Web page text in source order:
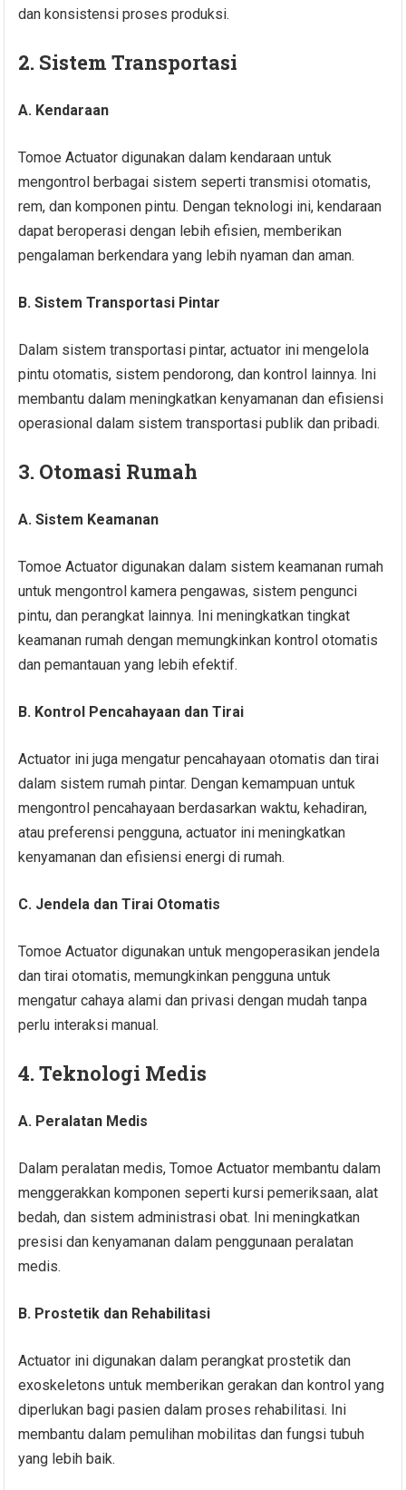
dan konsistensi proses produksi.
2. Sistem Transportasi
A. Kendaraan
Tomoe Actuator digunakan dalam kendaraan untuk
mengontrol berbagai sistem seperti transmisi otomatis,
rem, dan komponen pintu. Dengan teknologi ini, kendaraan
dapat beroperasi dengan lebih efisien, memberikan
pengalaman berkendara yang lebih nyaman dan aman.
B. Sistem Transportasi Pintar
Dalam sistem transportasi pintar, actuator ini mengelola
pintu otomatis, sistem pendorong, dan kontrol lainnya. Ini
membantu dalam meningkatkan kenyamanan dan efisiensi
operasional dalam sistem transportasi publik dan pribadi.
3. Otomasi Rumah
A. Sistem Keamanan
Tomoe Actuator digunakan dalam sistem keamanan rumah
untuk mengontrol kamera pengawas, sistem pengunci
pintu, dan perangkat lainnya. Ini meningkatkan tingkat
keamanan rumah dengan memungkinkan kontrol otomatis
dan pemantauan yang lebih efektif.
B. Kontrol Pencahayaan dan Tirai
Actuator ini juga mengatur pencahayaan otomatis dan tirai
dalam sistem rumah pintar. Dengan kemampuan untuk
mengontrol pencahayaan berdasarkan waktu, kehadiran,
atau preferensi pengguna, actuator ini meningkatkan
kenyamanan dan efisiensi energi di rumah.
C. Jendela dan Tirai Otomatis
Tomoe Actuator digunakan untuk mengoperasikan jendela
dan tirai otomatis, memungkinkan pengguna untuk
mengatur cahaya alami dan privasi dengan mudah tanpa
perlu interaksi manual.
4. Teknologi Medis
A. Peralatan Medis
Dalam peralatan medis, Tomoe Actuator membantu dalam
menggerakkan komponen seperti kursi pemeriksaan, alat
bedah, dan sistem administrasi obat. Ini meningkatkan
presisi dan kenyamanan dalam penggunaan peralatan
medis.
B. Prostetik dan Rehabilitasi
Actuator ini digunakan dalam perangkat prostetik dan
exoskeletons untuk memberikan gerakan dan kontrol yang
diperlukan bagi pasien dalam proses rehabilitasi. Ini
membantu dalam pemulihan mobilitas dan fungsi tubuh
yang lebih baik.